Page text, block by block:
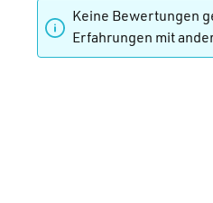
Keine Bewertungen
Erfahrungen mit